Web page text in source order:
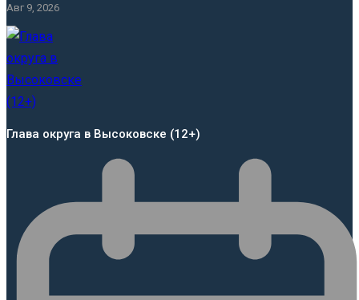
Авг 9, 2026
Глава округа в Высоковске (12+)